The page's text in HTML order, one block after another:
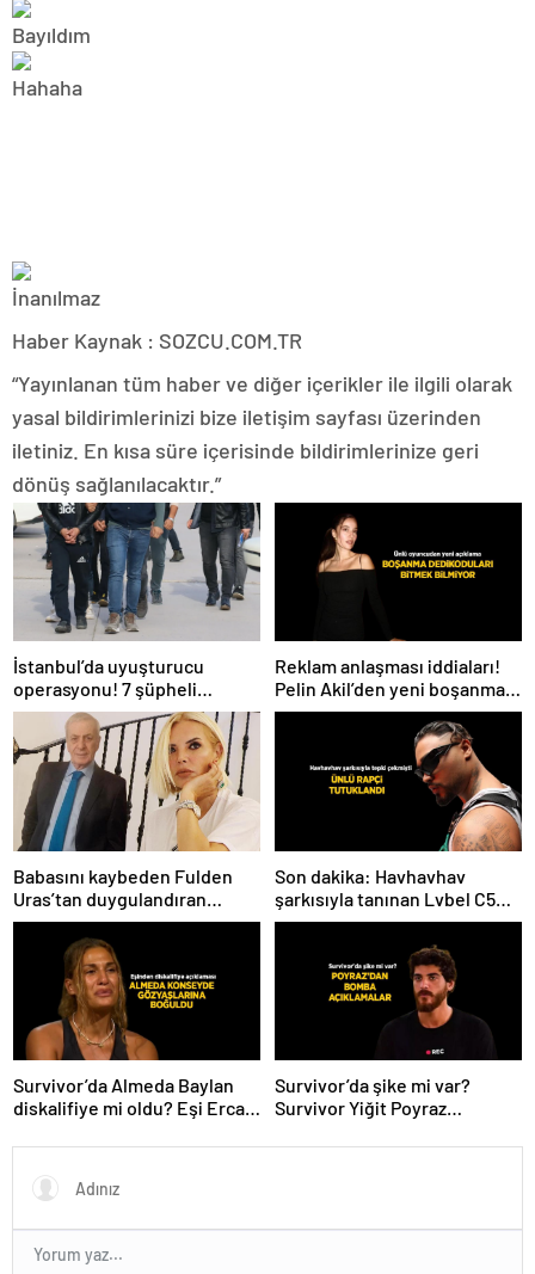
Haber Kaynak : SOZCU.COM.TR
“Yayınlanan tüm haber ve diğer içerikler ile ilgili olarak
yasal bildirimlerinizi bize iletişim sayfası üzerinden
iletiniz. En kısa süre içerisinde bildirimlerinize geri
dönüş sağlanılacaktır.”
İstanbul’da uyuşturucu
operasyonu! 7 şüpheli
tutuklandı
Reklam anlaşması iddiaları!
Pelin Akil’den yeni boşanma
açıklaması
Babasını kaybeden Fulden
Uras’tan duygulandıran
paylaşım! ‘Nurlarda uyu’
Son dakika: Havhavhav
şarkısıyla tanınan Lvbel C5
tutuklandı
Survivor’da Almeda Baylan
diskalifiye mi oldu? Eşi Ercan
Survivor’da şike mi var?
Survivor Yiğit Poyraz
açıklamalarda bulundu